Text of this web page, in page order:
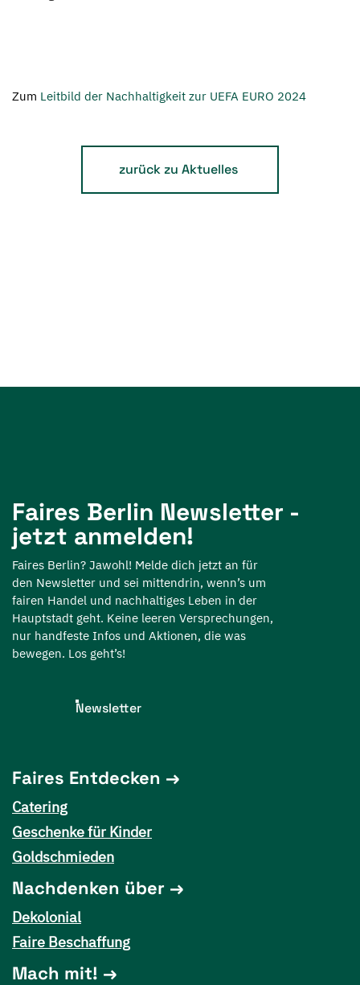
Zum Leitbild der Nachhaltigkeit zur UEFA EURO 2024
zurück zu Aktuelles
Faires Berlin Newsletter -
jetzt anmelden!
Faires Berlin? Jawohl! Melde dich jetzt an für
den Newsletter und sei mittendrin, wenn’s um
fairen Handel und nachhaltiges Leben in der
Hauptstadt geht. Keine leeren Versprechungen,
nur handfeste Infos und Aktionen, die was
bewegen. Los geht’s!
Newsletter
Faires Entdecken
Catering
Geschenke für Kinder
Goldschmieden
Nachdenken über
Dekolonial
Faire Beschaffung
Mach mit!